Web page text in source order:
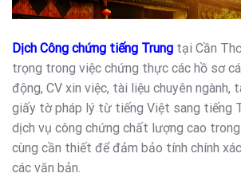
Dịch Công chứng tiếng Trung tại Cần
trọng trong việc chứng thực các hồ sơ
động, CV xin việc, tài liệu chuyên ngành,
giấy tờ pháp lý từ tiếng Việt sang tiếng
dịch vụ công chứng chất lượng cao
cùng cần thiết để đảm bảo tính chính
các văn bản.